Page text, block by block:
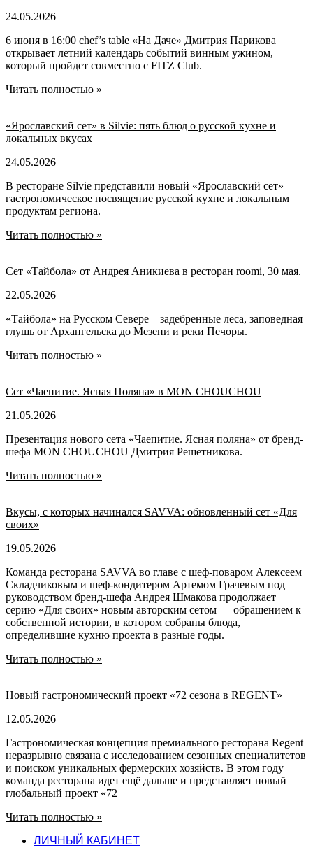
24.05.2026
6 июня в 16:00 chef’s table «На Даче» Дмитрия Парикова
открывает летний календарь событий винным ужином,
который пройдет совместно с FITZ Club.
Читать полностью »
«Ярославский сет» в Silvie: пять блюд о русской кухне и
локальных вкусах
24.05.2026
В ресторане Silvie представили новый «Ярославский сет» —
гастрономическое посвящение русской кухне и локальным
продуктам региона.
Читать полностью »
Сет «Тайбола» от Андрея Аникиева в ресторан roomi, 30 мая.
22.05.2026
«Тайбола» на Русском Севере – задебренные леса, заповедная
глушь от Архангельска до Мезени и реки Печоры.
Читать полностью »
Сет «Чаепитие. Ясная Поляна» в MON CHOUCHOU
21.05.2026
Презентация нового сета «Чаепитие. Ясная поляна» от бренд-
шефа MON CHOUCHOU Дмитрия Решетникова.
Читать полностью »
Вкусы, с которых начинался SAVVA: обновленный сет «Для
своих»
19.05.2026
Команда ресторана SAVVA во главе с шеф-поваром Алексеем
Складчиковым и шеф-кондитером Артемом Грачевым под
руководством бренд-шефа Андрея Шмакова продолжает
серию «Для своих» новым авторским сетом — обращением к
собственной истории, в котором собраны блюда,
определившие кухню проекта в разные годы.
Читать полностью »
Новый гастрономический проект «72 сезона в REGENT»
12.05.2026
Гастрономическая концепция премиального ресторана Regent
неразрывно связана с исследованием сезонных специалитетов
и поиском уникальных фермерских хозяйств. В этом году
команда ресторана идет ещё дальше и представляет новый
глобальный проект «72
Читать полностью »
ЛИЧНЫЙ КАБИНЕТ